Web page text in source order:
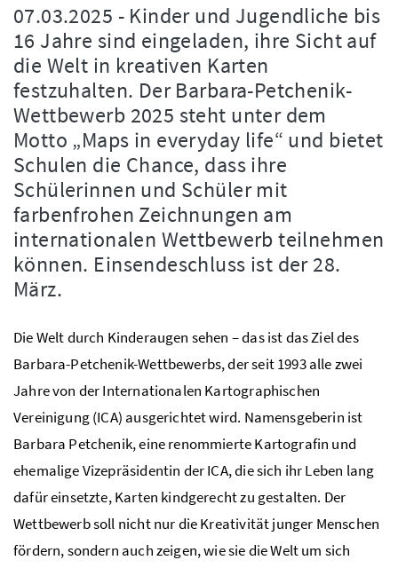
07.03.2025 - Kinder und Jugendliche bis
16 Jahre sind eingeladen, ihre Sicht auf
die Welt in kreativen Karten
festzuhalten. Der Barbara-Petchenik-
Wettbewerb 2025 steht unter dem
Motto „Maps in everyday life“ und bietet
Schulen die Chance, dass ihre
Schülerinnen und Schüler mit
farbenfrohen Zeichnungen am
internationalen Wettbewerb teilnehmen
können. Einsendeschluss ist der 28.
März.
Die Welt durch Kinderaugen sehen – das ist das Ziel des
Barbara-Petchenik-Wettbewerbs, der seit 1993 alle zwei
Jahre von der Internationalen Kartographischen
Vereinigung (ICA) ausgerichtet wird. Namensgeberin ist
Barbara Petchenik, eine renommierte Kartografin und
ehemalige Vizepräsidentin der ICA, die sich ihr Leben lang
dafür einsetzte, Karten kindgerecht zu gestalten. Der
Wettbewerb soll nicht nur die Kreativität junger Menschen
fördern, sondern auch zeigen, wie sie die Welt um sich